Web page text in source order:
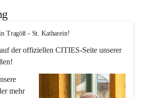
Tragöß - St. Katharein!
der offiziellen CITIES-Seite unserer
mehr